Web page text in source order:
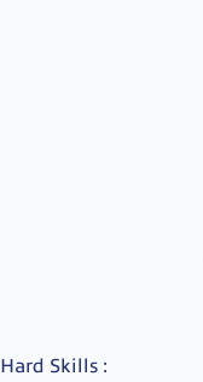
Hard Skills :